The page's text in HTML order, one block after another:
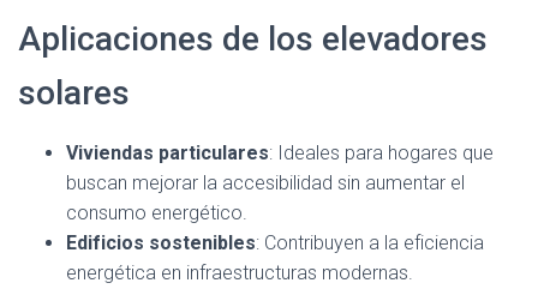
Aplicaciones de los elevadores
solares
Viviendas particulares: Ideales para hogares que
buscan mejorar la accesibilidad sin aumentar el
consumo energético.
Edificios sostenibles: Contribuyen a la eficiencia
energética en infraestructuras modernas.